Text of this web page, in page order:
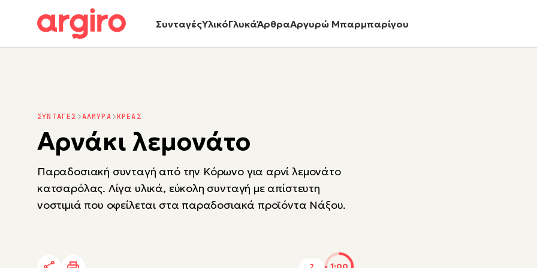
ΣυνταγέςΥλικόΓλυκάΆρθραΑργυρώ Μπαρμπαρίγου
ΣΥΝΤΑΓΕΣ ΑΛΜΥΡΑ ΚΡΕΑΣ
Αρνάκι λεμονάτο
Παραδοσιακή συνταγή από την Κόρωνο για αρνί λεμονάτο
κατσαρόλας. Λίγα υλικά, εύκολη συνταγή με απίστευτη
νοστιμιά που οφείλεται στα παραδοσιακά προϊόντα Νάξου.